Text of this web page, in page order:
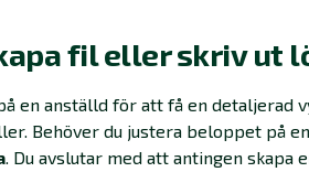
fil eller skriv ut
en anställd för att få en detaljerad
Behöver du justera beloppet på
. Du avslutar med att antingen skapa